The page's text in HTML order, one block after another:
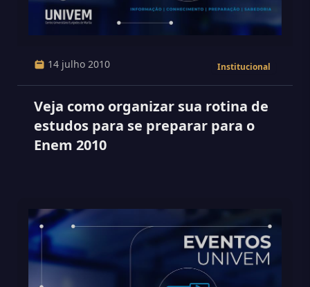
14 julho 2010 Institucional
Veja como organizar sua rotina de
estudos para se preparar para o
Enem 2010